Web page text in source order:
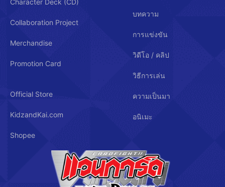
Character Deck (CD)
Collaboration Project
Merchandise
Promotion Card
Official Store
KidzandKai.com
Shopee
บทความ
การแข่งขัน
วิดีโอ / คลิป
วิธีการเล่น
ความเป็นมา
อนิเมะ